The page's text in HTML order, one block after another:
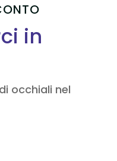
in
occhiali nel